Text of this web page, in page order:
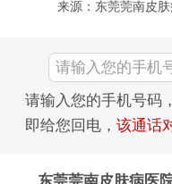
来源：东莞莞南皮
请输入您的手机号码
即给您回电， 该通话
东莞莞南皮肤病医